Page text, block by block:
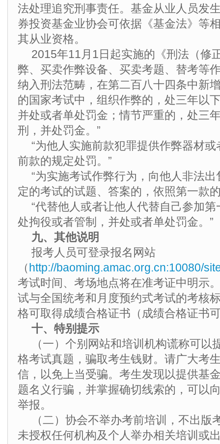
法处理追究刑事责任。基金从业人员发
券投资基金业协会可依据《基金法》等
其从业资格。
2015年11月1日起实施的《刑法（修
弊、买卖作弊设备、买卖考题、替考等
纳入刑法范畴，在第二百八十四条中新
的国家考试中，组织作弊的，处三年以
并处或者单处罚金；情节严重的，处三
刑，并处罚金。”
“为他人实施前款犯罪提供作弊器材
前款的规定处罚。”
“为实施考试作弊行为，向他人非法
定的考试的试题、答案的，依照第一款
“代替他人或者让他人代替自己参加
处拘役或者管制，并处或者单处罚金。”
九、其他说明
报考人员可登录报名网站
（http://baoming.amac.org.cn:10080/
考试时间、考场地点将在准考证中明示
试与全国统考和月度预约式考试的考核
格可取得成绩合格证书（成绩合格证书
十、特别提示
（一）个别网站和培训机构谎称可以
格考试真题，骗取考生钱财。请广大考
信，以免上当受骗。考生发现以提供基
题名义行骗，并掌握确切线索的，可以
举报。
（二）协会不举办考前培训，不出版
未授权任何机构及个人举办相关培训或